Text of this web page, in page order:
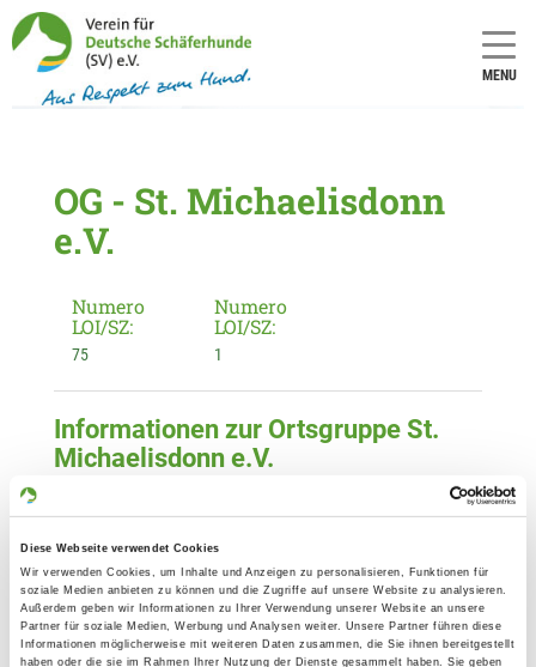
Diese Webseite verwendet Cookies
Wir verwenden Cookies, um Inhalte und Anzeigen zu personalisieren, Funktionen für
soziale Medien anbieten zu können und die Zugriffe auf unsere Website zu analysieren.
Außerdem geben wir Informationen zu Ihrer Verwendung unserer Website an unsere
Partner für soziale Medien, Werbung und Analysen weiter. Unsere Partner führen diese
Informationen möglicherweise mit weiteren Daten zusammen, die Sie ihnen bereitgestellt
haben oder die sie im Rahmen Ihrer Nutzung der Dienste gesammelt haben. Sie geben
MENU
OG - St. Michaelisdonn
e.V.
Numero
LOI/SZ:
75
Numero
LOI/SZ:
1
Informationen zur Ortsgruppe St.
Michaelisdonn e.V.
Karl-Heinrich von Possel
Unterm Kleve 19
25693 St. Michaelsdonn
Übungsplatz:
Heisterbergstr. 38